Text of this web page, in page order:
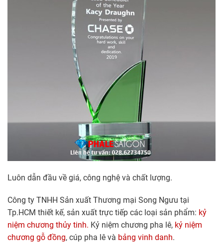
Luôn dẫn đầu về giá, công nghệ và chất lượng.
Công ty TNHH Sản xuất Thương mại Song Ngưu tại
Tp.HCM thiết kế, sản xuất trực tiếp các loại sản phẩm: kỷ
niệm chương thủy tinh. Kỷ niệm chương pha lê, kỷ niệm
chương gỗ đồng, cúp pha lê và bảng vinh danh.